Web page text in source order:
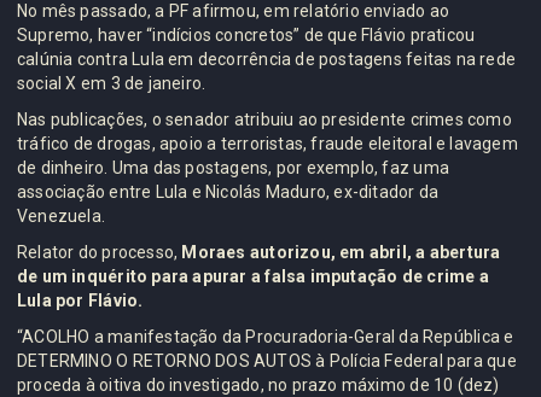
No mês passado, a PF afirmou, em relatório enviado ao
Supremo, haver “indícios concretos” de que Flávio praticou
calúnia contra Lula em decorrência de postagens feitas na rede
social X em 3 de janeiro.
Nas publicações, o senador atribuiu ao presidente crimes como
tráfico de drogas, apoio a terroristas, fraude eleitoral e lavagem
de dinheiro. Uma das postagens, por exemplo, faz uma
associação entre Lula e Nicolás Maduro, ex-ditador da
Venezuela.
Relator do processo, Moraes autorizou, em abril, a abertura
de um inquérito para apurar a falsa imputação de crime a
Lula por Flávio.
“ACOLHO a manifestação da Procuradoria-Geral da República e
DETERMINO O RETORNO DOS AUTOS à Polícia Federal para que
proceda à oitiva do investigado, no prazo máximo de 10 (dez)